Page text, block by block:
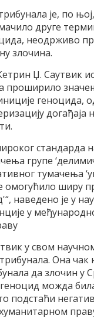
је, по
друге
неодрживо
злочина.
Џ. Саутвик
проширило
геноцида,
догађаја
стандарда
групе
тумачења
омогућило ширу
наведено је у
у
у свом
Она чак
да злочин у
геноцид можда
подстаћи